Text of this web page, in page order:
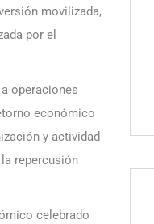
movilizada,
por el
operaciones
económico
y actividad
repercusión
celebrado